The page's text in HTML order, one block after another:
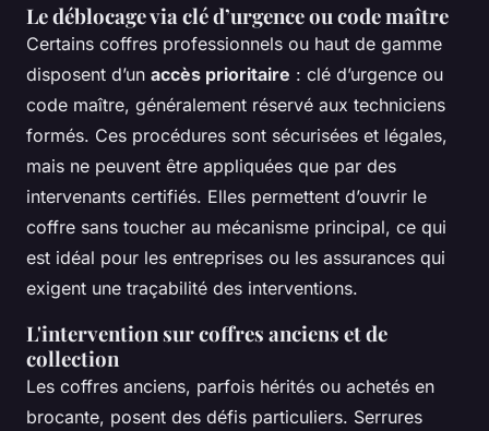
Le déblocage via clé d’urgence ou code maître
Certains coffres professionnels ou haut de gamme
disposent d’un accès prioritaire : clé d’urgence ou
code maître, généralement réservé aux techniciens
formés. Ces procédures sont sécurisées et légales,
mais ne peuvent être appliquées que par des
intervenants certifiés. Elles permettent d’ouvrir le
coffre sans toucher au mécanisme principal, ce qui
est idéal pour les entreprises ou les assurances qui
exigent une traçabilité des interventions.
L'intervention sur coffres anciens et de
collection
Les coffres anciens, parfois hérités ou achetés en
brocante, posent des défis particuliers. Serrures